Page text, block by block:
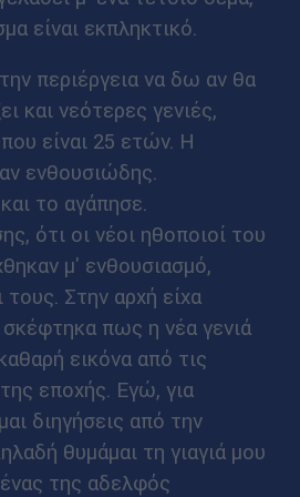
είναι εκπληκτικό.
περιέργεια να δω αν θα
και νεότερες γενιές,
είναι 25 ετών. Η
ενθουσιώδης.
το αγάπησε.
ότι οι νέοι ηθοποιοί του
μ' ενθουσιασμό,
Στην αρχή είχα
σκέφτηκα πως η νέα γενιά
εικόνα από τις
εποχής. Εγώ, για
διηγήσεις από την
θυμάμαι τη γιαγιά μου
της αδελφός